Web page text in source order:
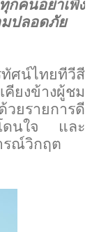
กคนอย่าเพิ่ง
มปลอดภัย
ศน์ไทยทีวีสี
ยงข้างผู้ชม
วยรายการดี
ดนใจ และ
รณ์วิกฤต